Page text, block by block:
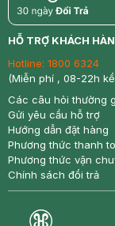
return
HỖ TRỢ KHÁCH
Hotline: 1800 6324
(Miễn phí , 08-22h
Các câu hỏi thường
Gửi yêu cầu hỗ trợ
Hướng dẫn đặt hàng
Phương thức thanh
Phương thức vận
Chính sách đổi trả